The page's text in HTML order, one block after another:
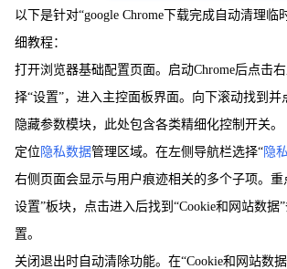
以下是针对“google Chrome下载完成自动清理临
细教程：
打开浏览器基础配置页面。启动Chrome后点击
择“设置”，进入主控面板界面。向下滚动找到并
隐藏参数模块，此处包含各类精细化控制开关。
定位 隐私数据管理区域。在左侧导航栏选择“隐
右侧页面会显示与用户痕迹相关的多个子项。重
设置”板块，点击进入后找到“Cookie和网站数据
置。
关闭退出时自动清除功能。在“Cookie和网站数